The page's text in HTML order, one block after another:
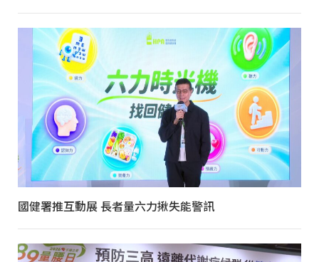
國健署推互動展 長者量六力揪失能警訊